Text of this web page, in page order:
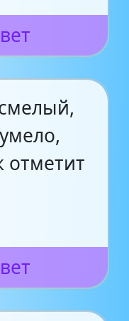
отметит